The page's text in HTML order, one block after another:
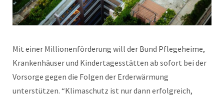
Mit einer Millionenförderung will der Bund Pflegeheime,
Krankenhäuser und Kindertagesstätten ab sofort bei der
Vorsorge gegen die Folgen der Erderwärmung
unterstützen. “Klimaschutz ist nur dann erfolgreich,